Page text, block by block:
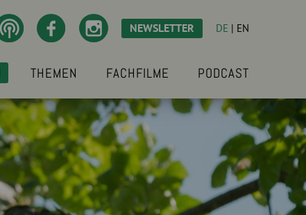
NEWSLETTER DE | EN
THEMEN FACHFILME PODCAST